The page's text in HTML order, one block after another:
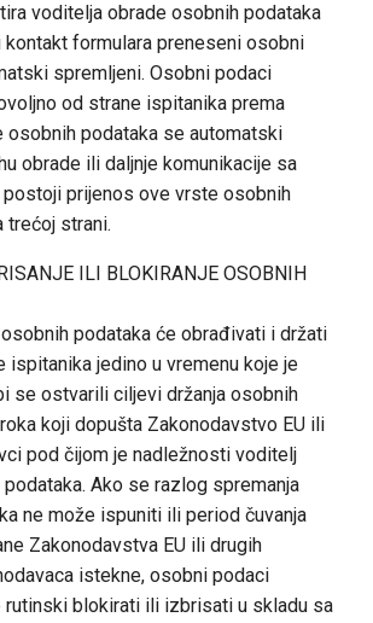
voditelja obrade osobnih podataka
formulara preneseni osobni
spremljeni. Osobni podaci
od strane ispitanika prema
osobnih podataka se automatski
obrade ili daljnje komunikacije sa
prijenos ove vrste osobnih
trećoj strani.
ILI BLOKIRANJE OSOBNIH
podataka će obrađivati i držati
ispitanika jedino u vremenu koje je
se ostvarili ciljevi držanja osobnih
koji dopušta Zakonodavstvo EU ili
pod čijom je nadležnosti voditelj
Ako se razlog spremanja
ne može ispuniti ili period čuvanja
Zakonodavstva EU ili drugih
istekne, osobni podaci
rutinski blokirati ili izbrisati u skladu sa